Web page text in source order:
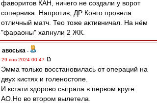
фаворитов КАН, ничего не создали у ворот
соперника. Напротив, ДР Конго провела
отличный матч. Тео тоже активничал. На нём
"фараоны" хапнули 2 ЖК.
авоська -
29 янв 2024 00:47
Эмма только восстановилась от операций на
двух кистях и голеностопе.
И кстати здорово сыграла в первом круге
АО.Но во втором вылетела.